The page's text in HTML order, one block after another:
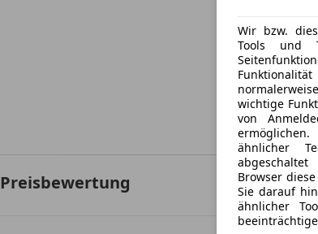
Sie
Hand.
Unser
Mehr
Preisbewertung Mehr
Wir bzw.
Tools und
wichtige
von
ähnlicher
Browser
Sie darauf
ähnlicher